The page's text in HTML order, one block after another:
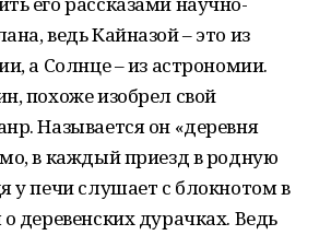
ведь Кайназой – это из
а Солнце – из астрономии.
похоже изобрел свой
Называется он «деревня
в каждый приезд в родную
у печи слушает с блокнотом в
деревенских дурачках. Ведь